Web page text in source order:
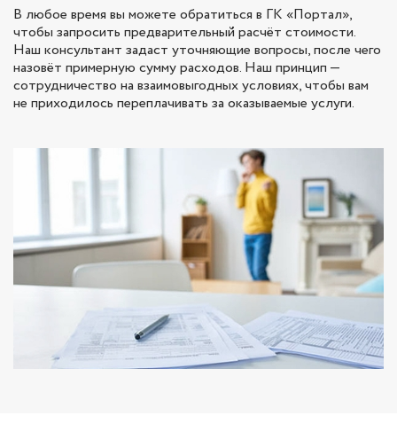
В любое время вы можете обратиться в ГК «Портал»,
чтобы запросить предварительный расчёт стоимости.
Наш консультант задаст уточняющие вопросы, после чего
назовёт примерную сумму расходов. Наш принцип —
сотрудничество на взаимовыгодных условиях, чтобы вам
не приходилось переплачивать за оказываемые услуги.